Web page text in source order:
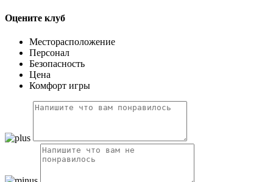
Оцените клуб
Месторасположение
Персонал
Безопасность
Цена
Комфорт игры